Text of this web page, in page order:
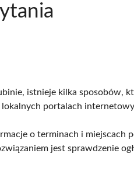
istnieje kilka sposobów,
portalach
o terminach i miejscach
jest sprawdzenie